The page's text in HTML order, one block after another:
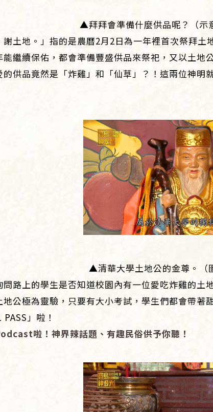
▲拜拜會準備什麼供品呢？（示
土地。」指的是農曆2月2日為一年裡首次祭拜
繼續保佑，都會準備豐盛供品來祭祀，又以土
的供品竟然是「炸雞」和「仙草」？！這兩位神
▲清華大學土地公的金尊。（
問路上的學生是否知道校園內有一位愛吃炸雞的
地公極為靈驗，只要有大小考試，學生們都會帶
」啦！
啦！神界辣話題、有趣民俗供予你聽！